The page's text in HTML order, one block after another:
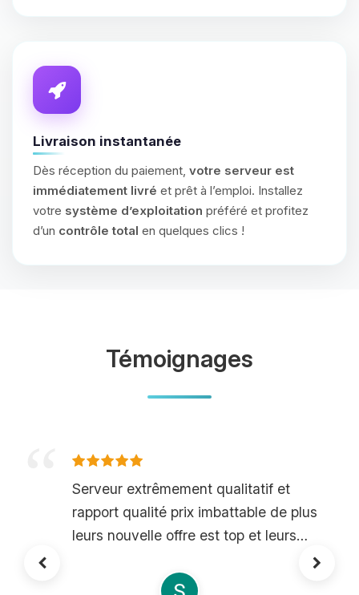
Livraison instantanée
Dès réception du paiement, votre serveur est
immédiatement livré et prêt à l’emploi. Installez
votre système d’exploitation préféré et profitez
d’un contrôle total en quelques clics !
Témoignages
Serveur extrêmement qualitatif et
rapport qualité prix imbattable de plus
leurs nouvelle offre est top et leurs
offre guardian propose une qualité de
ouf a prix imbattable, je vous les